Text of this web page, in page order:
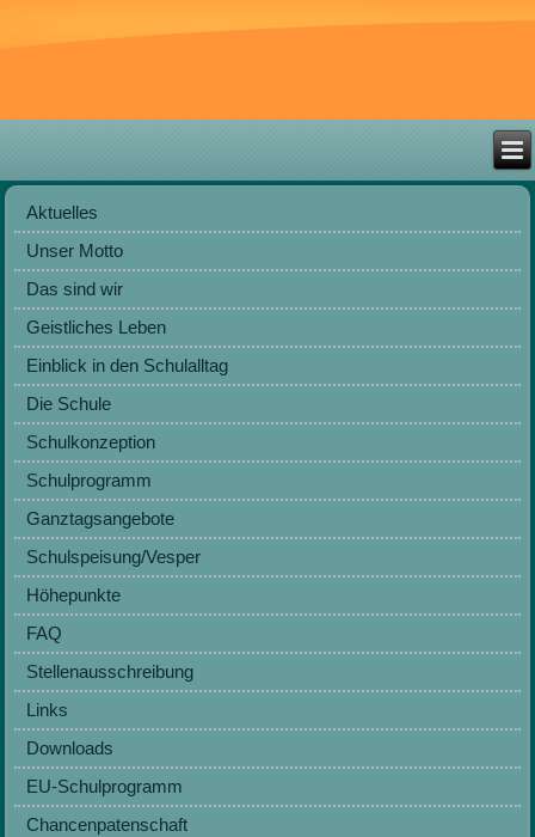
Aktuelles
Unser Motto
Das sind wir
Geistliches Leben
Einblick in den Schulalltag
Die Schule
Schulkonzeption
Schulprogramm
Ganztagsangebote
Schulspeisung/Vesper
Höhepunkte
FAQ
Stellenausschreibung
Links
Downloads
EU-Schulprogramm
Chancenpatenschaft